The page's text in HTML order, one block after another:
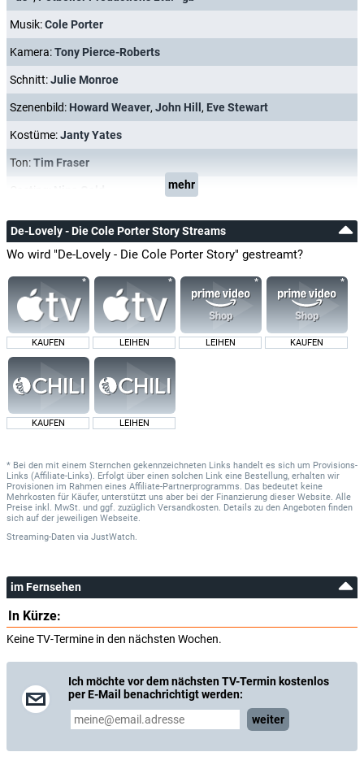
Musik:Cole Porter
Kamera:Tony Pierce-Roberts
Schnitt:Julie Monroe
Szenenbild: Howard Weaver, John Hill , Eve Stewart
Kostüme:Janty Yates
Ton:Tim Fraser
mehr
De-Lovely - Die Cole Porter Story Streams
Wo wird "De-Lovely - Die Cole Porter Story" gestreamt?
KAUFEN LEIHEN LEIHEN KAUFEN
KAUFEN LEIHEN
* Bei den mit einem Sternchen gekennzeichneten Links handelt es sich um Provisions-
Links (Affiliate-Links). Erfolgt über einen solchen Link eine Bestellung, erhalten wir
Provisionen im Rahmen eines Affiliate-Partnerprogramms. Das bedeutet keine
Mehrkosten für Käufer, unterstützt uns aber bei der Finanzierung dieser Website. Alle
Preise inkl. MwSt. und ggf. zuzüglich Versandkosten. Details zu den Angeboten finden
sich auf der jeweiligen Webseite.
Streaming-Daten via JustWatch.
im Fernsehen
In Kürze:
Keine TV-Termine in den nächsten Wochen.
Ich möchte vor dem nächsten TV-Termin kostenlos
per E-Mail benachrichtigt werden:
weiter